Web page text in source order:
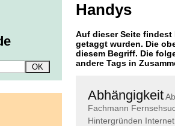
Handys
Auf dieser Seite findest
getaggt wurden. Die
diesem Begriff. Die
andere Tags in
Abhängigkeit
Fachmann
Hintergründen